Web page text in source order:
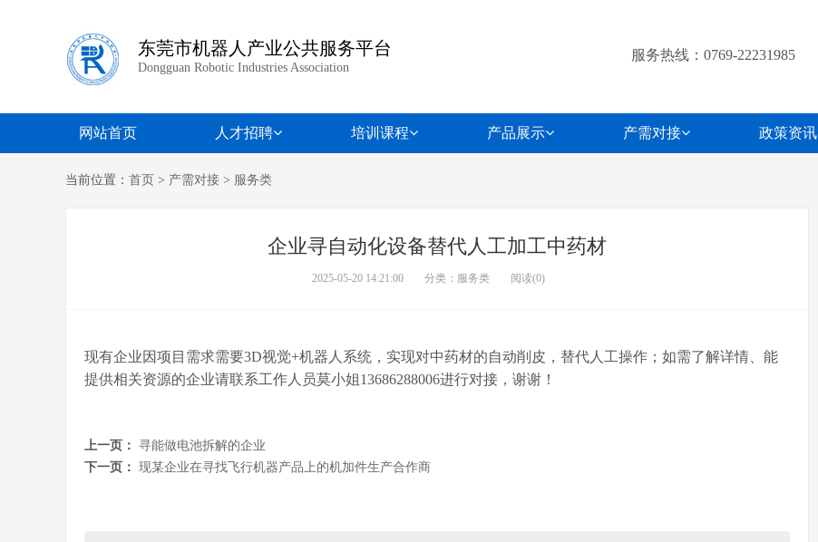
东莞市机器人产业公共服务平台
Dongguan Robotic Industries Association
服务热线：0769-22231985
网站首页 人才招聘 培训课程 产品展示 产需对接 政策资讯
当前位置： 首页 > 产需对接 > 服务类
企业寻自动化设备替代人工加工中药材
2025-05-20 14:21:00 分类：服务类 阅读(0)
现有企业因项目需求需要3D视觉+机器人系统，实现对中药材的自动削皮，替代人工操作；如需了解详情、能
提供相关资源的企业请联系工作人员莫小姐13686288006进行对接，谢谢！
上一页： 寻能做电池拆解的企业
下一页： 现某企业在寻找飞行机器产品上的机加件生产合作商